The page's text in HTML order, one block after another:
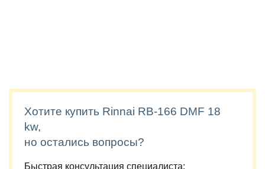
Хотите купить Rinnai RB-166 DMF 18
kw,
но остались вопросы?
Быстрая консультация специалиста: